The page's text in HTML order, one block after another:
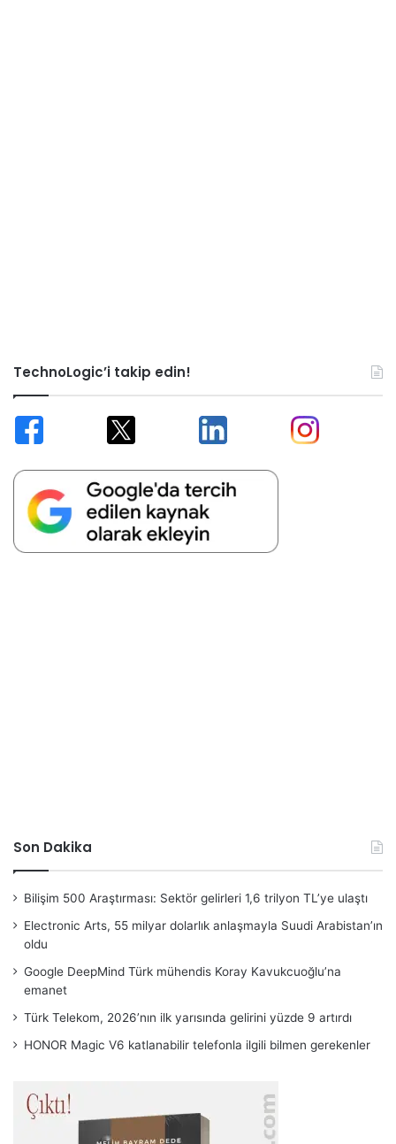
TechnoLogic’i takip edin!
Son Dakika
Bilişim 500 Araştırması: Sektör gelirleri 1,6 trilyon TL’ye ulaştı
Electronic Arts, 55 milyar dolarlık anlaşmayla Suudi Arabistan’ın
oldu
Google DeepMind Türk mühendis Koray Kavukcuoğlu’na
emanet
Türk Telekom, 2026’nın ilk yarısında gelirini yüzde 9 artırdı
HONOR Magic V6 katlanabilir telefonla ilgili bilmen gerekenler